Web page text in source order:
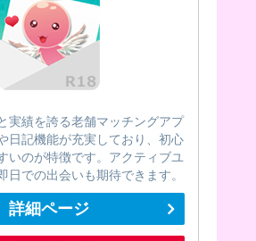
実績を誇る老舗マッチングアプ
日記機能が充実しており、初心
いのが特徴です。アクティブユ
日での出会いも期待できます。
詳細ページ